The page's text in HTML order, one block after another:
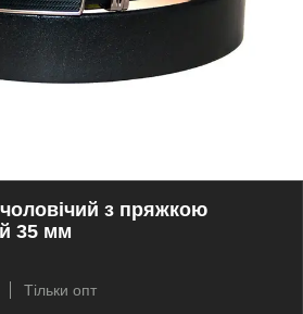
з пряжкою
35 мм
Тільки опт